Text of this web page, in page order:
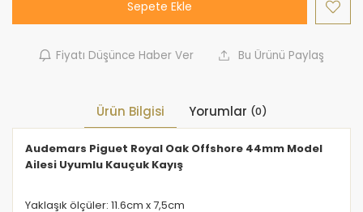
Sepete Ekle
Fiyatı Düşünce Haber Ver Bu Ürünü Paylaş
Ürün Bilgisi Yorumlar (0)
Audemars Piguet Royal Oak Offshore 44mm Model
Ailesi Uyumlu Kauçuk Kayış
Yaklaşık ölçüler: 11.6cm x 7,5cm